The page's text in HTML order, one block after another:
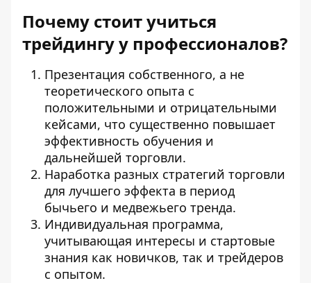
Почему стоит учиться
трейдингу у профессионалов?
Презентация собственного, а не
теоретического опыта с
положительными и отрицательными
кейсами, что существенно повышает
эффективность обучения и
дальнейшей торговли.
Наработка разных стратегий торговли
для лучшего эффекта в период
бычьего и медвежьего тренда.
Индивидуальная программа,
учитывающая интересы и стартовые
знания как новичков, так и трейдеров
с опытом.